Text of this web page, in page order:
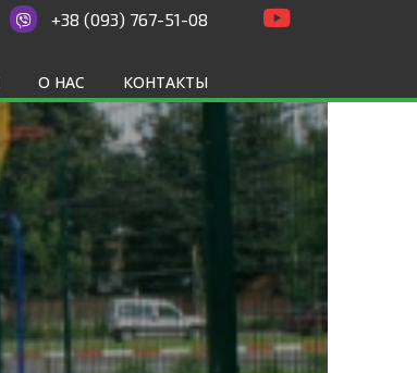
+38 (093) 767-51-08
О НАС КОНТАКТЫ